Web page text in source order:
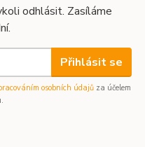
odhlásit. Zasíláme
Přihlásit se
osobních údajů za účelem